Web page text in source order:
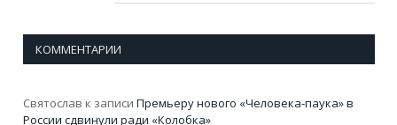
КОММЕНТАРИИ
Святослав к записи Премьеру нового «Человека-паука» в
России сдвинули ради «Колобка»